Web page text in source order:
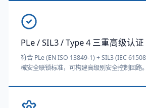
PLe / SIL3 / Type 4 三重高级认证
符合 PLe (EN ISO 13849-1) + SIL3 (IEC
械安全联锁标准，可构建高级别安全控制回路。